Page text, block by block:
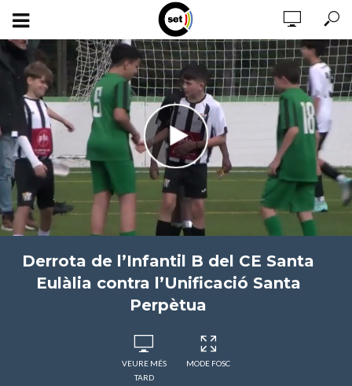
Derrota de l’Infantil B del CE Santa
Eulàlia contra l’Unificació Santa
Perpètua
VEURE MÉS
TARD
MODE FOSC